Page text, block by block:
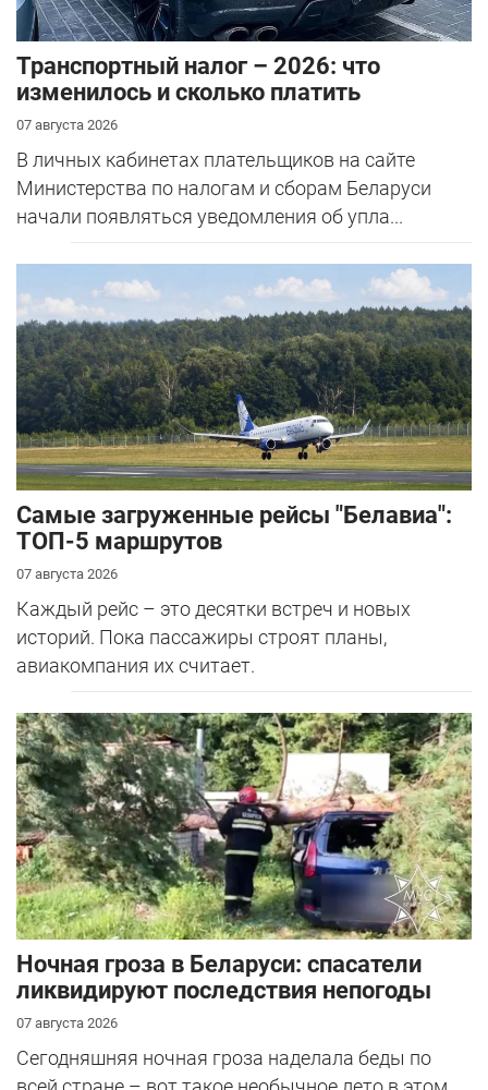
Транспортный налог – 2026: что
изменилось и сколько платить
07 августа 2026
В личных кабинетах плательщиков на сайте
Министерства по налогам и сборам Беларуси
начали появляться уведомления об упла...
Самые загруженные рейсы "Белавиа":
ТОП-5 маршрутов
07 августа 2026
Каждый рейс – это десятки встреч и новых
историй. Пока пассажиры строят планы,
авиакомпания их считает.
Ночная гроза в Беларуси: спасатели
ликвидируют последствия непогоды
07 августа 2026
Сегодняшняя ночная гроза наделала беды по